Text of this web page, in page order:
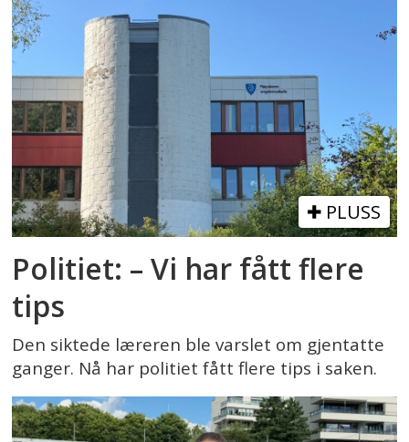
PLUSS
Politiet: – Vi har fått flere
tips
Den siktede læreren ble varslet om gjentatte
ganger. Nå har politiet fått flere tips i saken.